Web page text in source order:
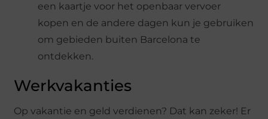
een kaartje voor het openbaar vervoer
kopen en de andere dagen kun je gebruiken
om gebieden buiten Barcelona te
ontdekken.
Werkvakanties
Op vakantie en geld verdienen? Dat kan zeker! Er